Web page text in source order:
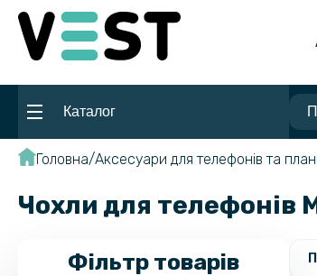
Каталог
Головна Аксесуари для телефонів та
Чохли для телефонів
Фільтр товарів